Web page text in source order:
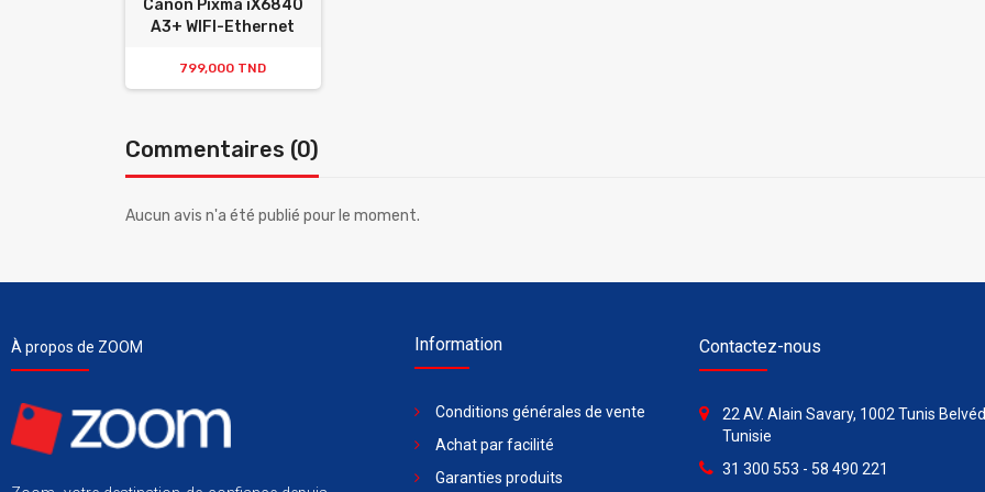
Canon Pixma iX6840
A3+ WIFI-Ethernet
799,000 TND
Commentaires (0)
Aucun avis n'a été publié pour le moment.
À propos de ZOOM Information
Conditions générales de vente
Achat par facilité
Garanties produits
Contactez-nous
22 AV. Alain Savary, 1002 Tunis
Tunisie
31 300 553 - 58 490 221